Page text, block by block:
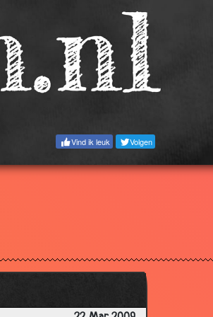
Vind ik leuk Volgen
3.52
3.68
3.77
3.87